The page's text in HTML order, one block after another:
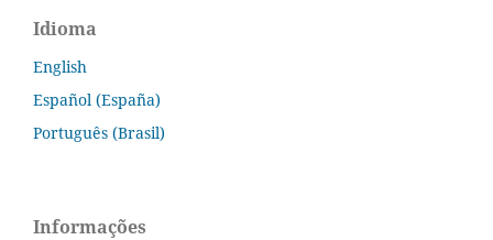
Idioma
English
Español (España)
Português (Brasil)
Informações